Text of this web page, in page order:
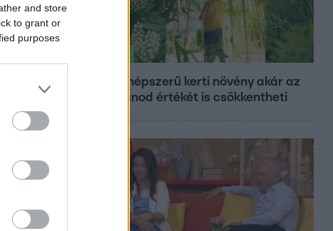
and store
to grant or
purposes
Ez a 3 népszerű kerti növény akár az
ingatlanod értékét is csökkentheti